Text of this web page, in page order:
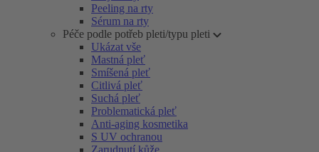
Peeling na rty
Sérum na rty
Péče podle potřeb pleti/typu pleti
Ukázat vše
Mastná pleť
Smíšená pleť
Citlivá pleť
Suchá pleť
Problematická pleť
Anti-aging kosmetika
S UV ochranou
Zarudnutí kůže